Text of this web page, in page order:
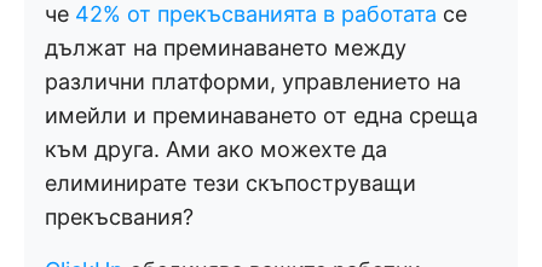
че 42% от прекъсванията в работата се
дължат на преминаването между
различни платформи, управлението на
имейли и преминаването от една среща
към друга. Ами ако можехте да
елиминирате тези скъпоструващи
прекъсвания?